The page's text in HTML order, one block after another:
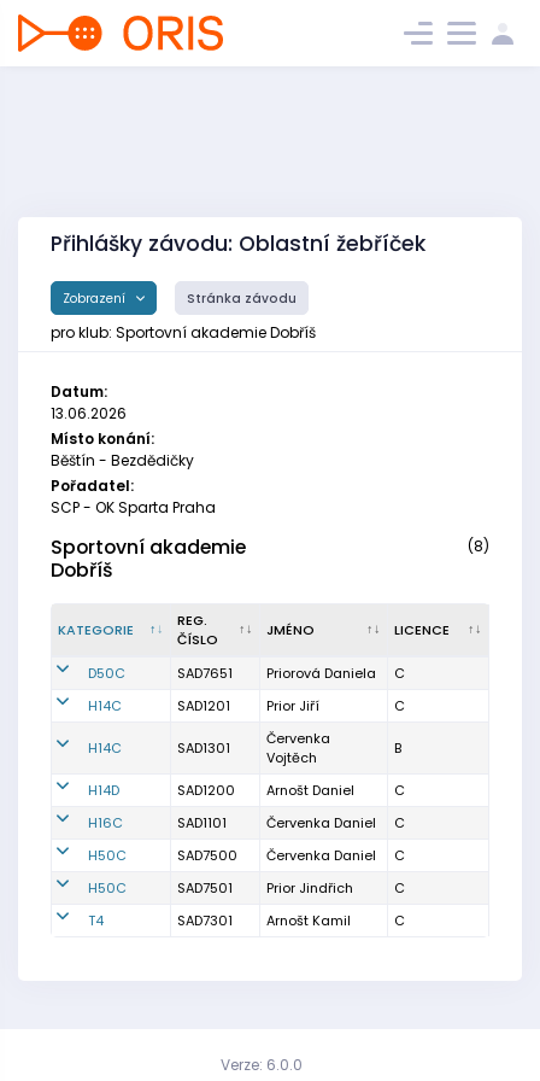
Přihlášky závodu: Oblastní žebříček
Zobrazení Stránka závodu
pro klub: Sportovní akademie Dobříš
Datum:
13.06.2026
Místo konání:
Běštín - Bezdědičky
Pořadatel:
SCP - OK Sparta Praha
Sportovní akademie
Dobříš
(8)
KATEGORIE
REG.
ČÍSLO
JMÉNO LICENCE
D50C SAD7651 Priorová Daniela
C
H14C
SAD1201 Prior Jiří C
H14C SAD1301
Červenka
Vojtěch
B
H14D SAD1200 Arnošt Daniel
C
H16C
SAD1101 Červenka Daniel
C
H50C
SAD7500 Červenka Daniel
C
H50C
SAD7501 Prior Jindřich
C
T4
SAD7301 Arnošt Kamil C
Verze: 6.0.0